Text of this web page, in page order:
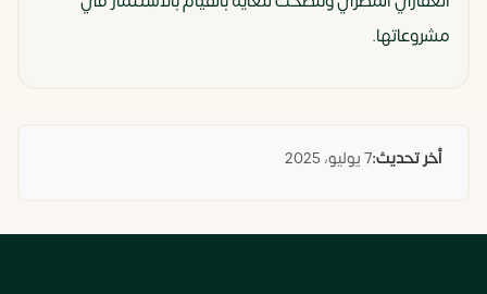
مشروعاتها.
أخر تحديث:7 يوليو، 2025